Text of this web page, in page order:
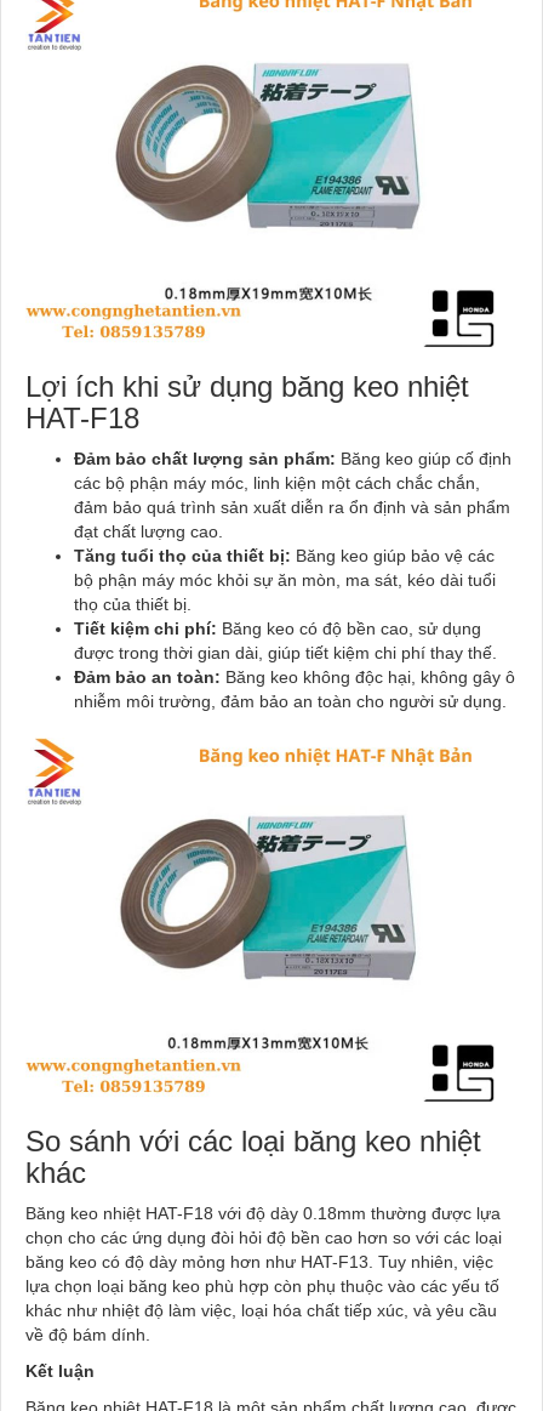
Lợi ích khi sử dụng băng keo nhiệt
HAT-F18
Đảm bảo chất lượng sản phẩm: Băng keo giúp cố định
các bộ phận máy móc, linh kiện một cách chắc chắn,
đảm bảo quá trình sản xuất diễn ra ổn định và sản phẩm
đạt chất lượng cao.
Tăng tuổi thọ của thiết bị: Băng keo giúp bảo vệ các
bộ phận máy móc khỏi sự ăn mòn, ma sát, kéo dài tuổi
thọ của thiết bị.
Tiết kiệm chi phí: Băng keo có độ bền cao, sử dụng
được trong thời gian dài, giúp tiết kiệm chi phí thay thế.
Đảm bảo an toàn: Băng keo không độc hại, không gây ô
nhiễm môi trường, đảm bảo an toàn cho người sử dụng.
So sánh với các loại băng keo nhiệt
khác
Băng keo nhiệt HAT-F18 với độ dày 0.18mm thường được lựa
chọn cho các ứng dụng đòi hỏi độ bền cao hơn so với các loại
băng keo có độ dày mỏng hơn như HAT-F13. Tuy nhiên, việc
lựa chọn loại băng keo phù hợp còn phụ thuộc vào các yếu tố
khác như nhiệt độ làm việc, loại hóa chất tiếp xúc, và yêu cầu
về độ bám dính.
Kết luận